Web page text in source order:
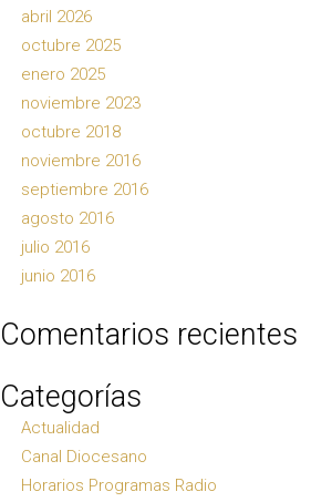
abril 2026
octubre 2025
enero 2025
noviembre 2023
octubre 2018
noviembre 2016
septiembre 2016
agosto 2016
julio 2016
junio 2016
Comentarios recientes
Categorías
Actualidad
Canal Diocesano
Horarios Programas Radio